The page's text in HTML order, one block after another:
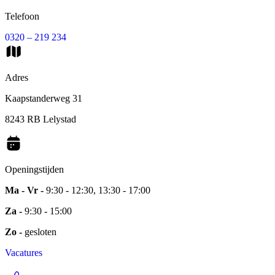
Telefoon
0320 – 219 234
Adres
Kaapstanderweg 31
8243 RB Lelystad
Openingstijden
Ma - Vr - 9:30 - 12:30, 13:30 - 17:00
Za - 9:30 - 15:00
Zo - gesloten
Vacatures